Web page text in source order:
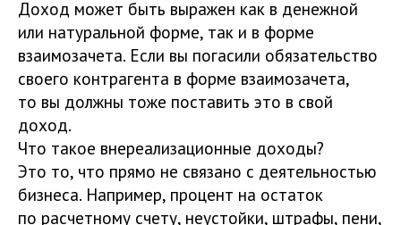
Доход может быть выражен как в денежной
или натуральной форме, так и в форме
взаимозачета. Если вы погасили обязательство
своего контрагента в форме взаимозачета,
то вы должны тоже поставить это в свой
доход.
Что такое внереализационные доходы?
Это то, что прямо не связано с деятельностью
бизнеса. Например, процент на остаток
по расчетному счету, неустойки, штрафы, пени,